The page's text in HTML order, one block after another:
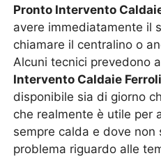
Pronto Intervento
avere immediatamente il
chiamare il centralino o
Alcuni tecnici prevedono
Intervento Caldaie
disponibile sia di giorno
che realmente è utile per
sempre calda e dove non
problema riguardo alle